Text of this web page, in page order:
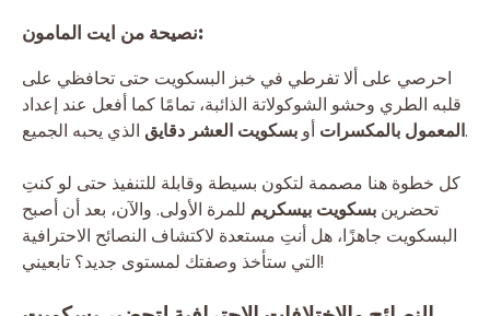
نصيحة من ايت المامون:
احرصي على ألا تفرطي في خبز البسكويت حتى تحافظي على
قلبه الطري وحشو الشوكولاتة الذائبة، تمامًا كما أفعل عند إعداد
المعمول بالمكسرات أو بسكويت العشر دقايق الذي يحبه الجميع.
كل خطوة هنا مصممة لتكون بسيطة وقابلة للتنفيذ حتى لو كنتِ
تحضرين بسكويت بيسكريم للمرة الأولى. والآن، بعد أن أصبح
البسكويت جاهزًا، هل أنتِ مستعدة لاكتشاف النصائح الاحترافية
التي ستأخذ وصفتك لمستوى جديد؟ تابعيني!